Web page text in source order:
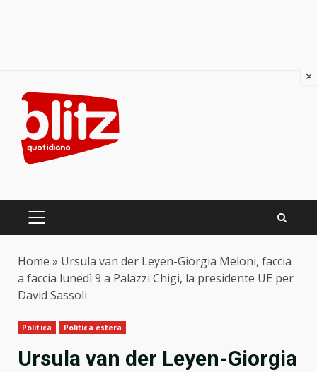
content
PRIMARY
Home » Ursula van der Leyen-Giorgia Meloni, faccia
a faccia lunedì 9 a Palazzi Chigi, la presidente UE per
David Sassoli
Politica Politica estera
Ursula van der Leyen-Giorgia
×